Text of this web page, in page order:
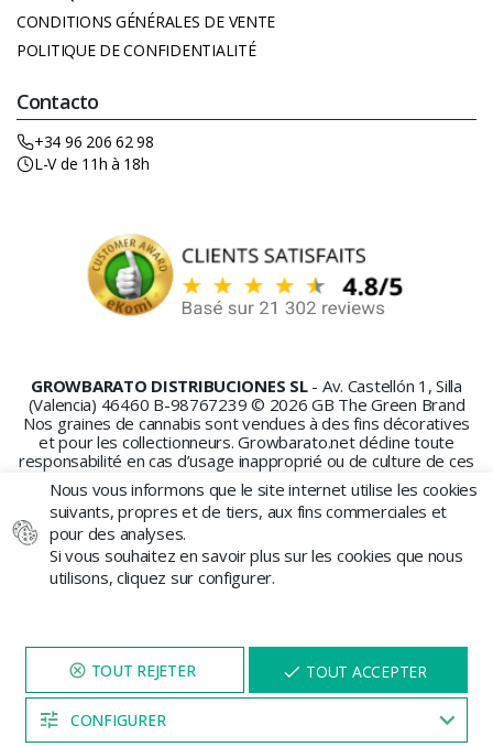
CONDITIONS GÉNÉRALES DE VENTE
POLITIQUE DE CONFIDENTIALITÉ
Contacto
+34 96 206 62 98
L-V de 11h à 18h
GROWBARATO DISTRIBUCIONES SL - Av. Castellón 1, Silla
(Valencia) 46460 B-98767239 © 2026 GB The Green Brand
Nos graines de cannabis sont vendues à des fins décoratives
et pour les collectionneurs. Growbarato.net décline toute
responsabilité en cas d’usage inapproprié ou de culture de ces
graines.
PAIEMENT SÉCURISÉ
Nous vous informons que le site internet utilise les cookies
suivants, propres et de tiers, aux fins commerciales et
pour des analyses.
Si vous souhaitez en savoir plus sur les cookies que nous
utilisons, cliquez sur configurer.
CONFIGURER
TOUT ACCEPTER
NAVIGUEZ SUR NOTRE SITE
PENDANT 5 MINUTES ET UNE
REMISEVOUS SERA PROPOSÉE
04:55